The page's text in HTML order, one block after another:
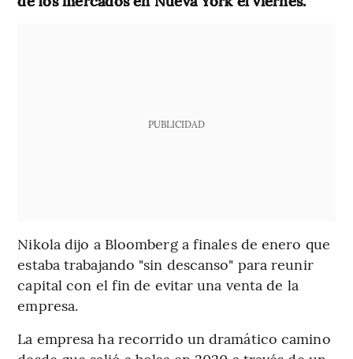
PUBLICIDAD
Nikola dijo a Bloomberg a finales de enero que
estaba trabajando "sin descanso" para reunir
capital con el fin de evitar una venta de la
empresa.
La empresa ha recorrido un dramático camino